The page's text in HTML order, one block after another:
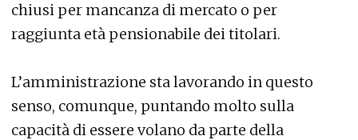
chiusi per mancanza di mercato o per
raggiunta età pensionabile dei titolari.
L’amministrazione sta lavorando in questo
senso, comunque, puntando molto sulla
capacità di essere volano da parte della